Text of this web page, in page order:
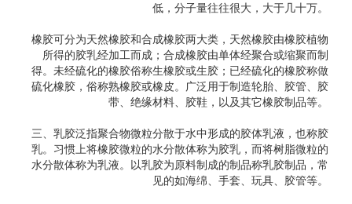
低，分子量往往很大，大于几十万。
橡胶可分为天然橡胶和合成橡胶两大类，天然橡胶由橡胶植物
所得的胶乳经加工而成；合成橡胶由单体经聚合或缩聚而制
得。未经硫化的橡胶俗称生橡胶或生胶；已经硫化的橡胶称做
硫化橡胶，俗称熟橡胶或橡皮。广泛用于制造轮胎、胶管、胶
带、绝缘材料、胶鞋，以及其它橡胶制品等。
三、乳胶泛指聚合物微粒分散于水中形成的胶体乳液，也称胶
乳。习惯上将橡胶微粒的水分散体称为胶乳，而将树脂微粒的
水分散体称为乳液。以乳胶为原料制成的制品称乳胶制品，常
见的如海绵、手套、玩具、胶管等。